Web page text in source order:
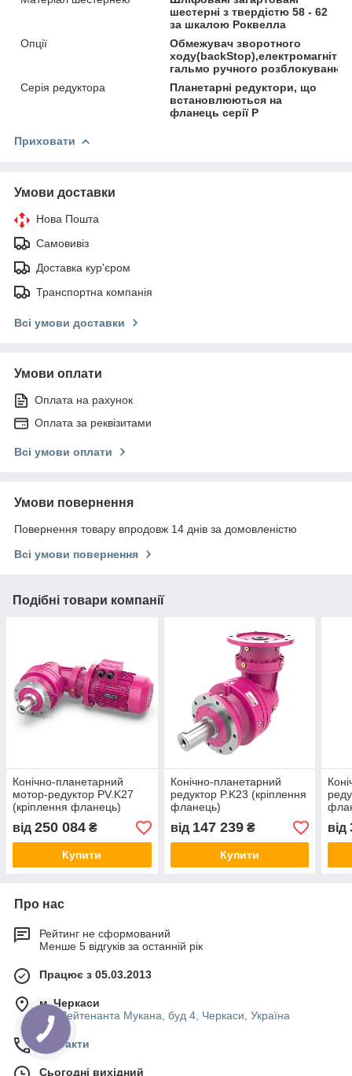
шестерні з твердістю 58 - 62
за шкалою Роквелла
Опції
Обмежувач зворотного
гальмо ручного
Серія редуктора
Планетарні редуктори, що
встановлюються на
фланець серії P
Приховати
Умови доставки
Нова Пошта
Самовивіз
Доставка кур'єром
Транспортна компанія
Всі умови доставки
Умови оплати
Оплата на рахунок
Оплата за реквізитами
Всі умови оплати
Умови повернення
Повернення товару впродовж 14 днів за домовленістю
Всі умови повернення
Подібні товари компанії
Конічно-планетарний
мотор-редуктор PV.K27
(кріплення фланець)
від 250 084 ₴
Купити
Конічно-планетарний
редуктор P.K23 (кріплення
фланець)
від 147 239₴
Купити
від
Про нас
Рейтинг не сформований
Менше 5 відгуків за останній рік
Працює з 05.03.2013
м. Черкаси
вул.Лейтенанта Мукана, буд 4, Черкаси, Україна
Контакти
Сьогодні вихідний